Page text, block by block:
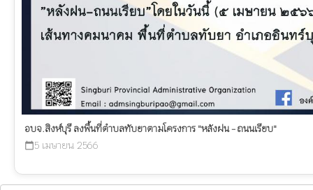
อบจ.สิงห์บุรี ลงพื้นที่ตำบลทับยาตามโครงการ "หลังฝน - ถนนเรียบ"
calendar_today 5 เมษายน 2566